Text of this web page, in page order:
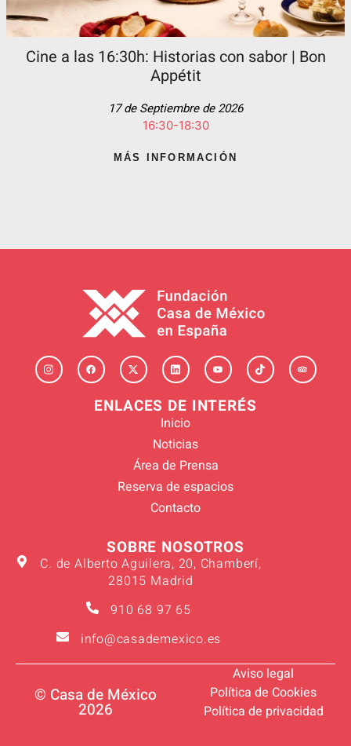
Cine a las 16:30h: Historias con sabor | Bon
Appétit
17 de Septiembre de 2026
16:30-18:30
MÁS INFORMACIÓN
ENLACES DE INTERÉS
Inicio
Noticias
Área de Prensa
Reserva de espacios
Contacto
SOBRE NOSOTROS
C. de Alberto Aguilera, 20, Chamberí,
28015 Madrid
910 68 97 65
info@casademexico.es
© Casa de México
2026
Aviso legal
Política de Cookies
Política de privacidad